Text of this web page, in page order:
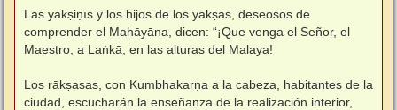
Las yakṣiṇīs y los hijos de los yakṣas, deseosos de
comprender el Mahāyāna, dicen: “¡Que venga el Señor, el
Maestro, a Laṅkā, en las alturas del Malaya!
Los rākṣasas, con Kumbhakarṇa a la cabeza, habitantes de la
ciudad, escucharán la enseñanza de la realización interior,